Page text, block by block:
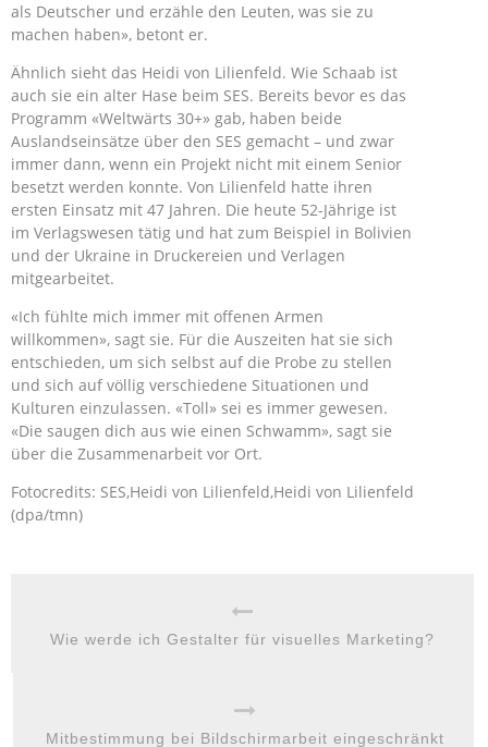
als Deutscher und erzähle den Leuten, was sie zu
machen haben», betont er.
Ähnlich sieht das Heidi von Lilienfeld. Wie Schaab ist
auch sie ein alter Hase beim SES. Bereits bevor es das
Programm «Weltwärts 30+» gab, haben beide
Auslandseinsätze über den SES gemacht – und zwar
immer dann, wenn ein Projekt nicht mit einem Senior
besetzt werden konnte. Von Lilienfeld hatte ihren
ersten Einsatz mit 47 Jahren. Die heute 52-Jährige ist
im Verlagswesen tätig und hat zum Beispiel in Bolivien
und der Ukraine in Druckereien und Verlagen
mitgearbeitet.
«Ich fühlte mich immer mit offenen Armen
willkommen», sagt sie. Für die Auszeiten hat sie sich
entschieden, um sich selbst auf die Probe zu stellen
und sich auf völlig verschiedene Situationen und
Kulturen einzulassen. «Toll» sei es immer gewesen.
«Die saugen dich aus wie einen Schwamm», sagt sie
über die Zusammenarbeit vor Ort.
Fotocredits: SES,Heidi von Lilienfeld,Heidi von Lilienfeld
(dpa/tmn)
Wie werde ich Gestalter für visuelles Marketing?
Mitbestimmung bei Bildschirmarbeit eingeschränkt